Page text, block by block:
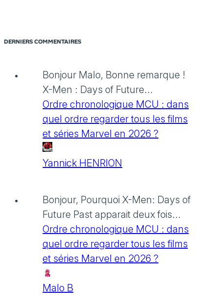
DERNIERS COMMENTAIRES
Bonjour Malo, Bonne remarque !
X-Men : Days of Future...
Ordre chronologique MCU : dans
quel ordre regarder tous les films
et séries Marvel en 2026 ?
Yannick HENRION
Bonjour, Pourquoi X-Men: Days of
Future Past apparait deux fois...
Ordre chronologique MCU : dans
quel ordre regarder tous les films
et séries Marvel en 2026 ?
Malo B